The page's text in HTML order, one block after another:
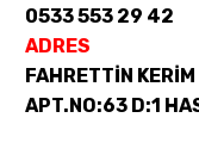
0533 553 29 42
ADRES
FAHRETTİN
APT.NO:63 D:1